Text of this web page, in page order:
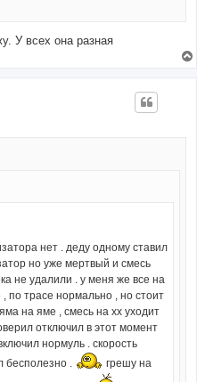
У всех она разная
нет . деду одному ставил
но уже мертвый и смесь
не удалили . у меня же все на
по трасе нормально , но стоит
на яме , смесь на хх уходит
отключил в этот момент
нормуль . скорость
бесполезно .
грешу на